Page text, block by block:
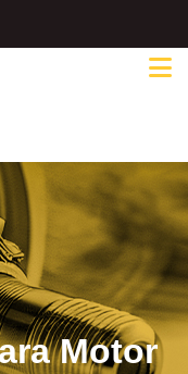
Motor